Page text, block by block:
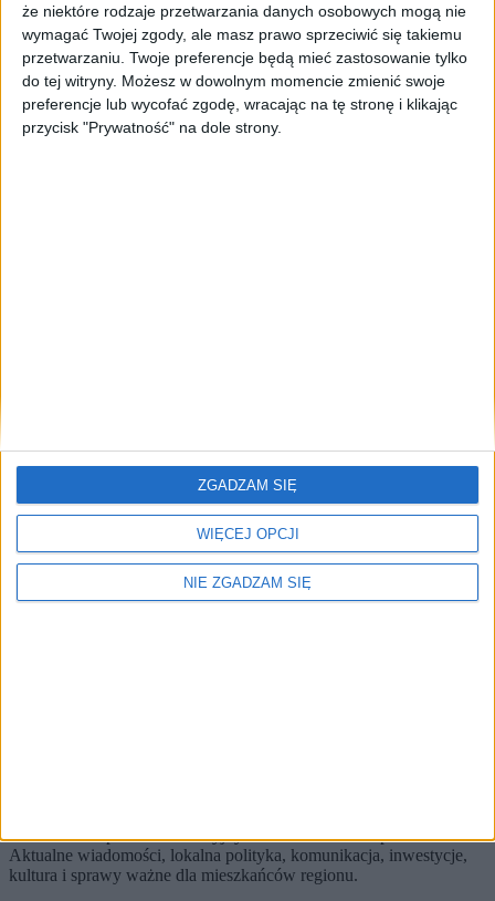
że niektóre rodzaje przetwarzania danych osobowych mogą nie
wymagać Twojej zgody, ale masz prawo sprzeciwić się takiemu
przetwarzaniu. Twoje preferencje będą mieć zastosowanie tylko
do tej witryny. Możesz w dowolnym momencie zmienić swoje
preferencje lub wycofać zgodę, wracając na tę stronę i klikając
przycisk "Prywatność" na dole strony.
WIĘCEJ OPCJI
NIE ZGADZAM SIĘ
ZGADZAM SIĘ
artykułówMiastoNajnowszePo godzinachPolitykaRada Miasta
Krakowa
Sortuj:
Kategoria:
🔥
1)
Kosmiczna cena za grunt pod placem zabaw. Radni chcą ją zbić
KRKnews to portal informacyjny o Krakowie i Małopolsce.
Aktualne wiadomości, lokalna polityka, komunikacja, inwestycje,
kultura i sprawy ważne dla mieszkańców regionu.